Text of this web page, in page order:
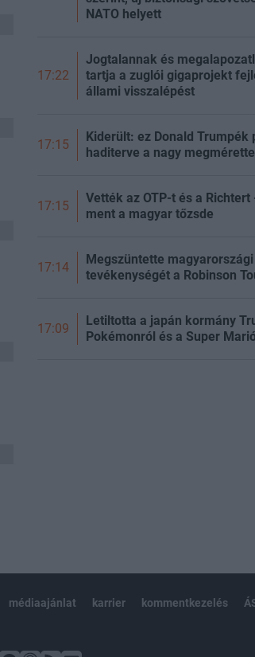
NATO helyett
17:22
Jogtalannak és
tartja a zuglói gigaprojekt
állami visszalépést
17:15
Kiderült: ez Donald Trumpék
haditerve a nagy
17:15
Vették az OTP-t és a Richtert
ment a magyar tőzsde
17:14
Megszüntette magyarországi
tevékenységét a Robinson
17:09
Letiltotta a japán kormány
Pokémonról és a Super
médiaajánlat karrier kommentkezelés